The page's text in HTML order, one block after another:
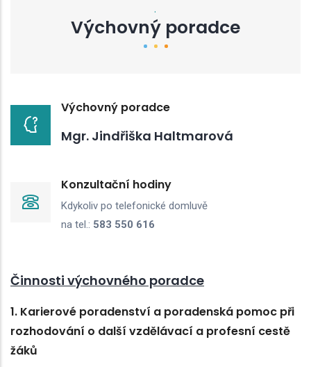
.
Výchovný poradce
Výchovný poradce
Mgr. Jindřiška Haltmarová
Konzultační hodiny
Kdykoliv po telefonické domluvě
na tel.: 583 550 616
Činnosti výchovného poradce
1. Karierové poradenství a poradenská pomoc při
rozhodování o další vzdělávací a profesní cestě
žáků